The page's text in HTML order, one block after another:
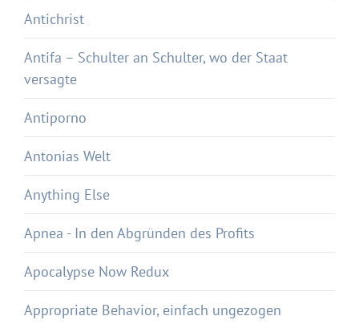
Antichrist
Antifa – Schulter an Schulter, wo der Staat
versagte
Antiporno
Antonias Welt
Anything Else
Apnea - In den Abgründen des Profits
Apocalypse Now Redux
Appropriate Behavior, einfach ungezogen